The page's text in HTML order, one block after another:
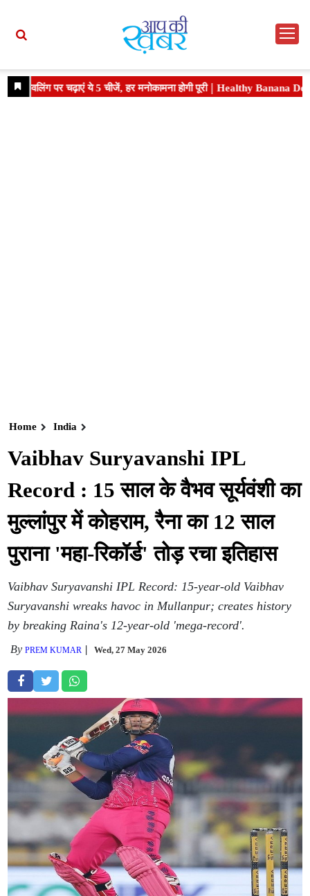
Home India
Vaibhav Suryavanshi IPL
Record : 15 साल के वैभव सूर्यवंशी का
मुल्लांपुर में कोहराम, रैना का 12 साल
पुराना 'महा-रिकॉर्ड' तोड़ रचा इतिहास
Vaibhav Suryavanshi IPL Record: 15-year-old Vaibhav
Suryavanshi wreaks havoc in Mullanpur; creates history
by breaking Raina's 12-year-old 'mega-record'.
ByPREM KUMAR Wed, 27 May 2026